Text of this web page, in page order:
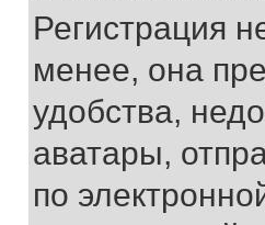
Регистрация
менее, она
удобства,
аватары,
по